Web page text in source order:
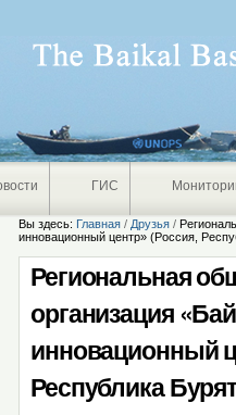
ГИС
Вы здесь: Главная / Друзья /
инновационный центр» (Россия,
Региональная
организация
инновационный
Республика